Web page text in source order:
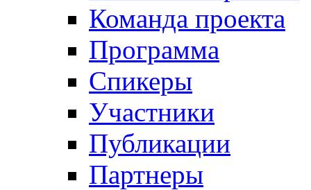
Команда проекта
Программа
Спикеры
Участники
Публикации
Партнеры